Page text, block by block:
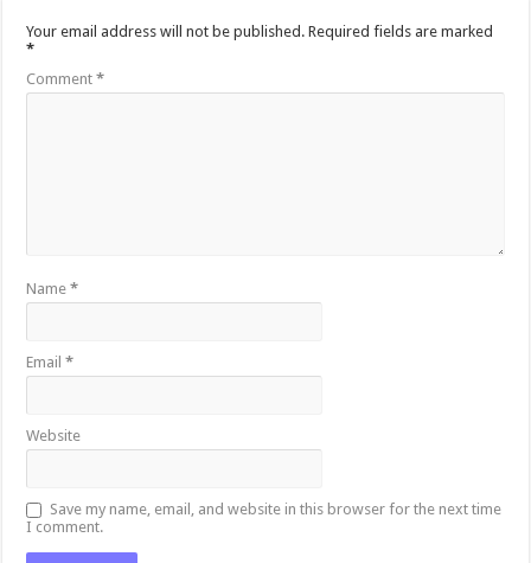
Your email address will not be published. Required fields are marked
*
Comment*
Name*
Email*
Website
Save my name, email, and website in this browser for the next time
I comment.